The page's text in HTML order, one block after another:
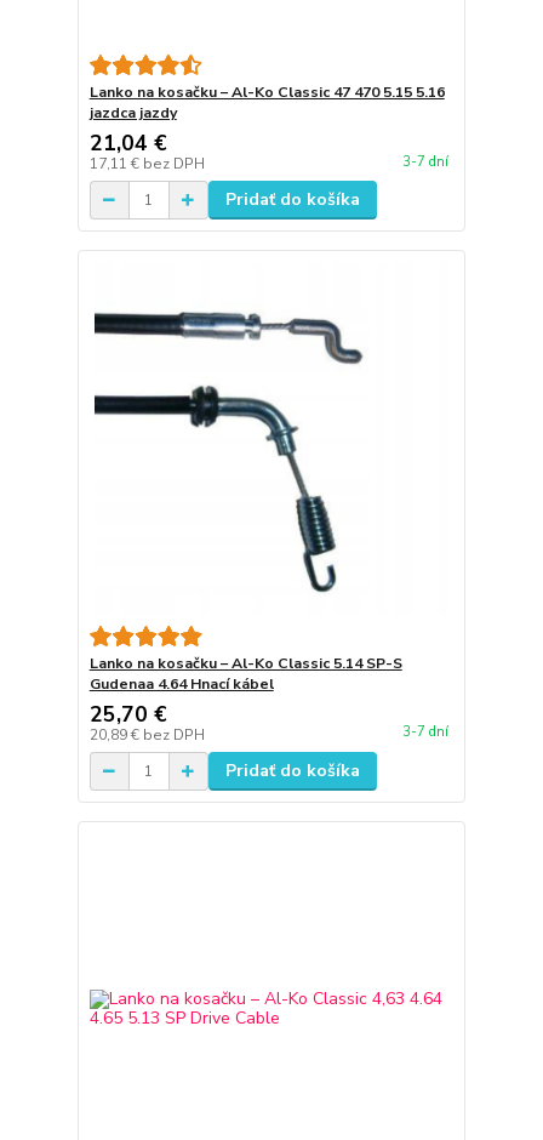
Lanko na kosačku – Al-Ko Classic 47 470 5.15 5.16
jazdca jazdy
21,04 €
17,11 € bez DPH 3-7 dní
Pridať do košíka
Lanko na kosačku – Al-Ko Classic 5.14 SP-S
Gudenaa 4.64 Hnací kábel
25,70 €
20,89 € bez DPH 3-7 dní
Pridať do košíka